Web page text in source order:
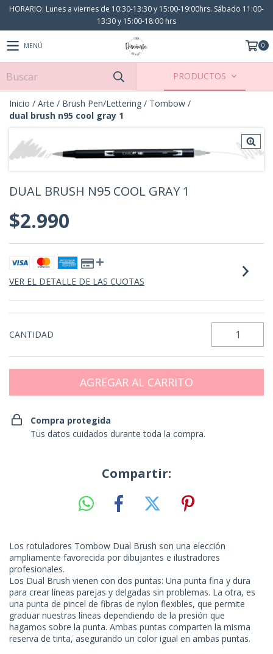
HORARIO: Lunes a viernes de 10:30-13:30 y 15:00-19:00hrs. Sábado 11:00-
13:30 y 15:00-18:00 hrs
MENÚ 0
PRODUCTOS
Inicio / Arte / Brush Pen/Lettering / Tombow /
dual brush n95 cool gray 1
DUAL BRUSH N95 COOL GRAY 1
$2.990
VER EL DETALLE DE LAS CUOTAS
CANTIDAD
Compra protegida
Tus datos cuidados durante toda la compra.
Compartir:
Los rotuladores Tombow Dual Brush son una elección
ampliamente favorecida por dibujantes e ilustradores
profesionales.
Los Dual Brush vienen con dos puntas: Una punta fina y dura
para crear líneas parejas y delgadas sin problemas. La otra, es
una punta de pincel de fibras de nylon flexibles, que permite
graduar nuestras líneas dependiendo de la presión que
hagamos sobre la punta. Ambas puntas comparten la misma
reserva de tinta, asegurando un color igual en ambas puntas.